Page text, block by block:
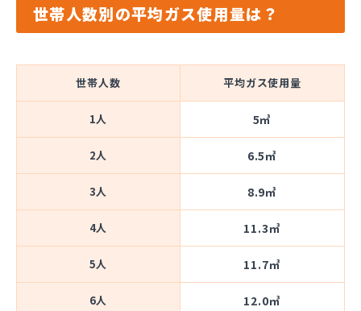
世帯人数別の平均ガス使用量は？
世帯人数 平均ガス使用量
1人 5㎥
2人 6.5㎥
3人 8.9㎥
4人 11.3㎥
5人 11.7㎥
6人 12.0㎥